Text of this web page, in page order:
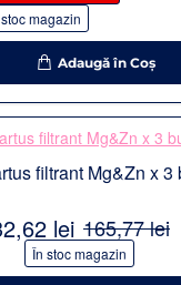
magazin
Adaugă în Coş
filtrant Mg&Zn x 3
În stoc magazin
lei 165,77 lei